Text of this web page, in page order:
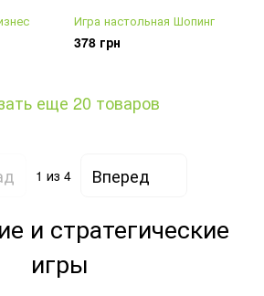
Игра настольная Шопинг
378 грн
еще 20 товаров
1 из 4 Вперед
и стратегические
игры